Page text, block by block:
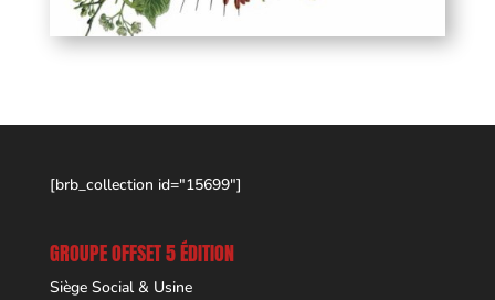
[brb_collection id="15699"]
GROUPE OFFSET 5 ÉDITION
Siège Social & Usine